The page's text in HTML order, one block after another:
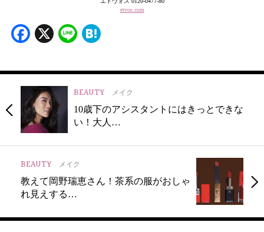
etvos.com
Facebook
X Line
BEAUTY メイク
10歳下のアシスタントにはきっとできな
い！大人…
BEAUTY メイク
教えて岡野瑞恵さん！茶系の服がおしゃ
れ見えする…